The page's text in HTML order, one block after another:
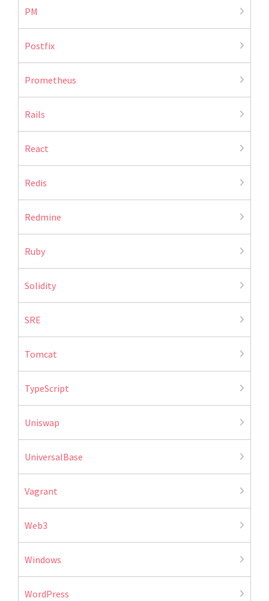
PM
Postfix
Prometheus
Rails
React
Redis
Redmine
Ruby
Solidity
SRE
Tomcat
TypeScript
Uniswap
UniversalBase
Vagrant
Web3
Windows
WordPress